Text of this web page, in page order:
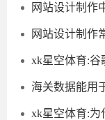
网站设计制作
网站设计制作
xk星空体育:谷
海关数据能用
xk星空体育:为什